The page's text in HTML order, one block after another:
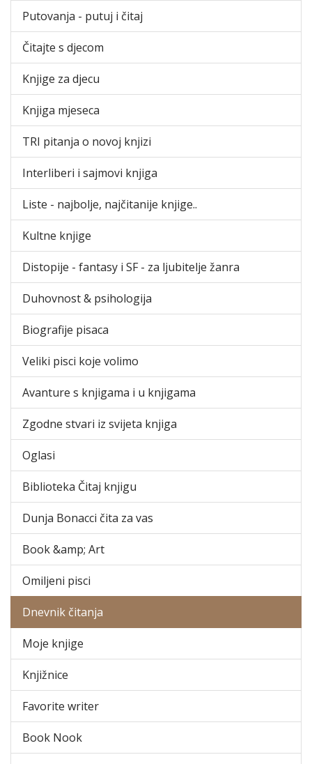
Putovanja - putuj i čitaj
Čitajte s djecom
Knjige za djecu
Knjiga mjeseca
TRI pitanja o novoj knjizi
Interliberi i sajmovi knjiga
Liste - najbolje, najčitanije knjige..
Kultne knjige
Distopije - fantasy i SF - za ljubitelje žanra
Duhovnost & psihologija
Biografije pisaca
Veliki pisci koje volimo
Avanture s knjigama i u knjigama
Zgodne stvari iz svijeta knjiga
Oglasi
Biblioteka Čitaj knjigu
Dunja Bonacci čita za vas
Book &amp; Art
Omiljeni pisci
Dnevnik čitanja
Moje knjige
Knjižnice
Favorite writer
Book Nook